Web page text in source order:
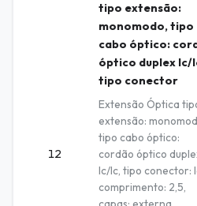
12
tipo extensão:
monomodo, tipo
cabo óptico:
óptico duplex lc/
tipo conector
Extensão Óptica
extensão:
tipo cabo óptico:
cordão óptico
lc/lc, tipo conector:
comprimento: 2,5,